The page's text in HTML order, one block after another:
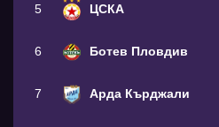
5 ЦСКА
6 Ботев Пловдив
7 Арда Кърджали